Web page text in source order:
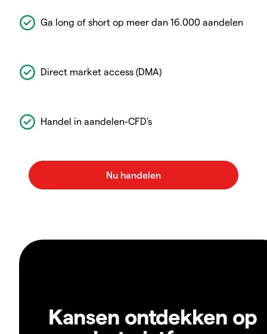
Ga long of short op meer dan 16.000 aandelen
Direct market access (DMA)
Handel in aandelen-CFD's
Kansen ontdekken op